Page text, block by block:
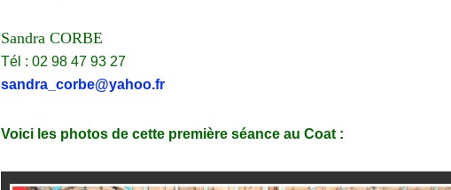
Sandra CORBE
Tél : 02 98 47 93 27
sandra_corbe@yahoo.fr
Voici les photos de cette première séance au Coat :